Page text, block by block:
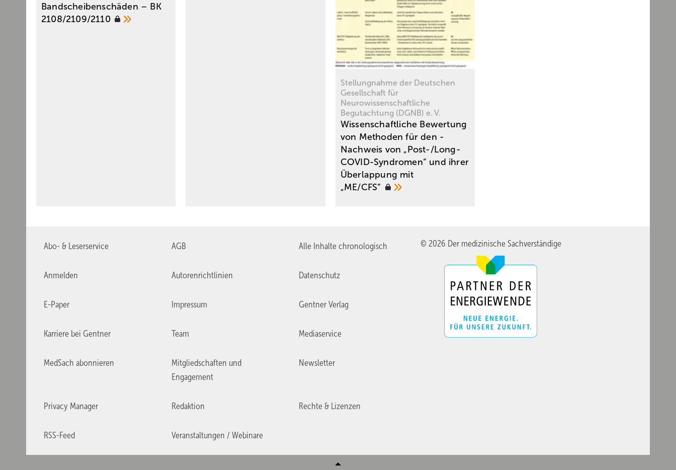
Bandscheibenschäden – BK
2108/2109/2110
Stellungnahme der Deutschen
Gesellschaft für
Neurowissenschaftliche
Begutachtung (DGNB) e. V.
Wissenschaftliche Bewertung
von Methoden für den ­
Nachweis von „Post-/Long-
COVID-Syndromen“ und ihrer
Überlappung mit
„ME/CFS“
Abo- & Leserservice AGB Alle Inhalte chronologisch
Anmelden Autorenrichtlinien Datenschutz
E-Paper Impressum Gentner Verlag
Karriere bei Gentner Team Mediaservice
MedSach abonnieren
Mitgliedschaften und
Engagement
Newsletter
Privacy Manager Redaktion Rechte & Lizenzen
RSS-Feed Veranstaltungen / Webinare
© 2026 Der medizinische Sachverständige